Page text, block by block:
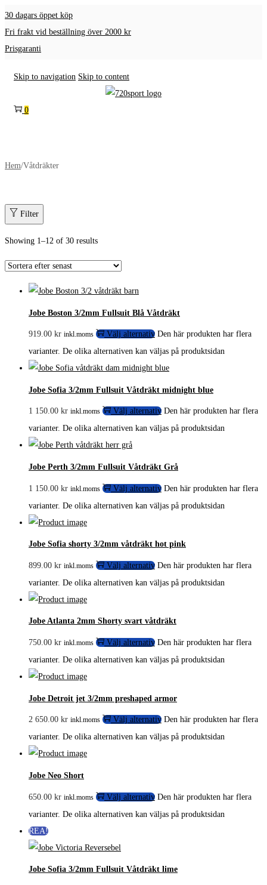
30 dagars öppet köp
Fri frakt vid beställning över 2000 kr
Prisgaranti
Skip to navigation Skip to content
0
Hem/Våtdräkter
Filter
Showing 1–12 of 30 results
Jobe Boston 3/2mm Fullsuit Blå Våtdräkt
919.00 kr inkl.moms Välj alternativ Den här produkten har flera
varianter. De olika alternativen kan väljas på produktsidan
Jobe Sofia 3/2mm Fullsuit Våtdräkt midnight blue
1 150.00 kr inkl.moms Välj alternativ Den här produkten har flera
varianter. De olika alternativen kan väljas på produktsidan
Jobe Perth 3/2mm Fullsuit Våtdräkt Grå
1 150.00 kr inkl.moms Välj alternativ Den här produkten har flera
varianter. De olika alternativen kan väljas på produktsidan
Jobe Sofia shorty 3/2mm våtdräkt hot pink
899.00 kr inkl.moms Välj alternativ Den här produkten har flera
varianter. De olika alternativen kan väljas på produktsidan
Jobe Atlanta 2mm Shorty svart våtdräkt
750.00 kr inkl.moms Välj alternativ Den här produkten har flera
varianter. De olika alternativen kan väljas på produktsidan
Jobe Detroit jet 3/2mm preshaped armor
2 650.00 kr inkl.moms Välj alternativ Den här produkten har flera
varianter. De olika alternativen kan väljas på produktsidan
Jobe Neo Short
650.00 kr inkl.moms Välj alternativ Den här produkten har flera
varianter. De olika alternativen kan väljas på produktsidan
REA!
Jobe Sofia 3/2mm Fullsuit Våtdräkt lime